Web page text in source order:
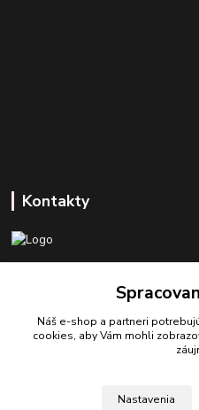
Kontakty
ledlumar@ledlumar.sk
Náš e-shop a partneri
cookies, aby Vám mohli
Nastavenia